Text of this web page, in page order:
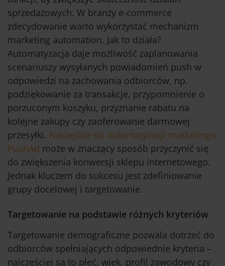
sprzedażowych. W branży e-commerce
zdecydowanie warto wykorzystać mechanizm
marketing automation. Jak to działa?
Automatyzacja daje możliwość zaplanowania
scenariuszy wysyłanych powiadomień push w
odpowiedzi na zachowania odbiorców, np.
podziękowanie za transakcje, przypomnienie o
porzuconym koszyku, przyznanie rabatu na
kolejne zakupy czy zaoferowanie darmowej
przesyłki. Narzędzie do automatyzacji marketingu
PushAd może w znaczący sposób przyczynić się
do zwiększenia konwersji sklepu internetowego.
Jednak kluczem do sukcesu jest zdefiniowanie
grupy docelowej i targetowanie.
Targetowanie na podstawie różnych kryteriów
Targetowanie demograficzne pozwala dotrzeć do
odbiorców spełniających odpowiednie kryteria –
najczęściej są to płeć, wiek, profil zawodowy czy